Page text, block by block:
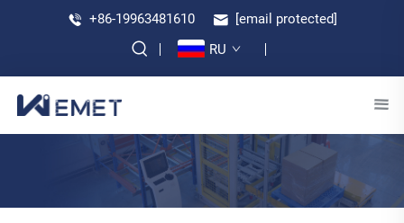
+86-19963481610
[email protected]
RU